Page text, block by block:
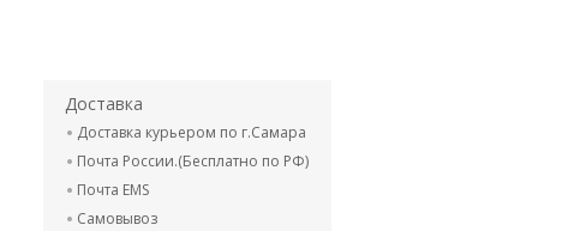
Доставка
Доставка курьером по г.Самара
Почта России.(Бесплатно по РФ)
Почта EMS
Самовывоз